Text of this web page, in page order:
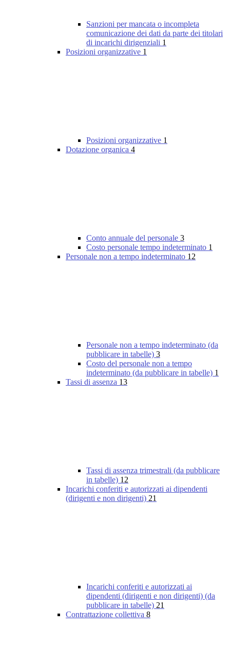
Sanzioni per mancata o incompleta
comunicazione dei dati da parte dei titolari
di incarichi dirigenziali 1
Posizioni organizzative 1
Posizioni organizzative 1
Dotazione organica 4
Conto annuale del personale 3
Costo personale tempo indeterminato 1
Personale non a tempo indeterminato 12
Personale non a tempo indeterminato (da
pubblicare in tabelle) 3
Costo del personale non a tempo
indeterminato (da pubblicare in tabelle) 1
Tassi di assenza 13
Tassi di assenza trimestrali (da pubblicare
in tabelle) 12
Incarichi conferiti e autorizzati ai dipendenti
(dirigenti e non dirigenti) 21
Incarichi conferiti e autorizzati ai
dipendenti (dirigenti e non dirigenti) (da
pubblicare in tabelle) 21
Contrattazione collettiva 8